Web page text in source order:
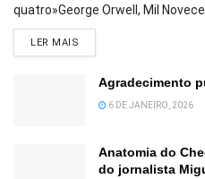
quatro»George Orwell, Mil
LER MAIS
Agradecimento
6 DE JANEIRO, 2026
Anatomia do
do jornalista